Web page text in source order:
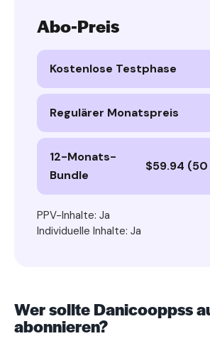
Abo-Preis
Kostenlose Testphase
Regulärer Monatspreis
12-Monats-
Bundle
$59.94
PPV-Inhalte: Ja
Individuelle Inhalte: Ja
Wer sollte Danicooppss
abonnieren?